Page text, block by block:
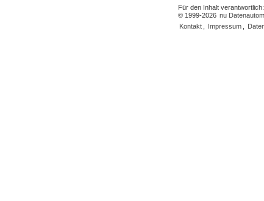
Für den Inhalt
© 1999-2026 nu
Kontakt
Impressum